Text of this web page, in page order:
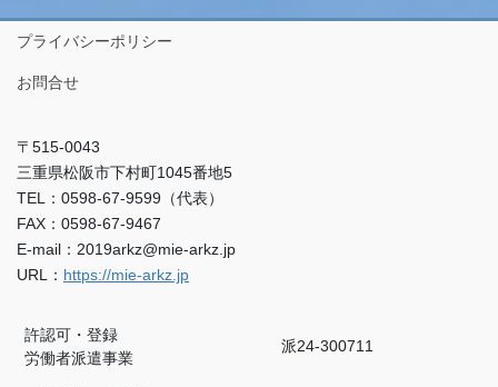
プライバシーポリシー
お問合せ
〒515-0043
三重県松阪市下村町1045番地5
TEL：0598-67-9599（代表）
FAX：0598-67-9467
E-mail：2019arkz@mie-arkz.jp
URL： https://mie-arkz.jp
許認可・登録
労働者派遣事業
派24-300711